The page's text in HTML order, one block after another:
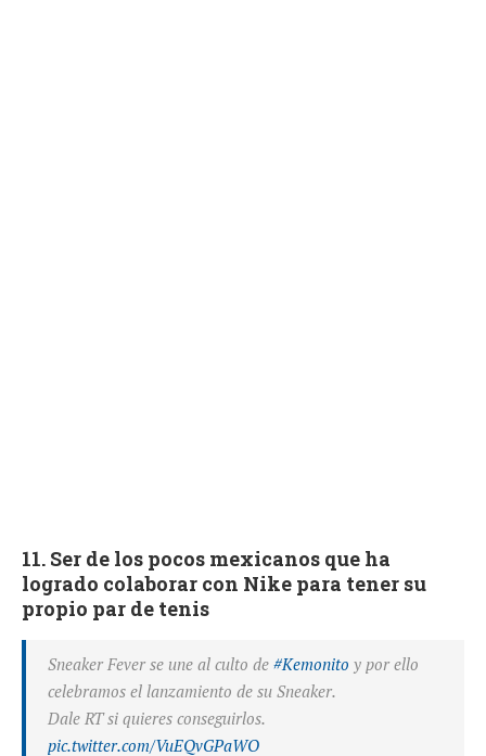
11. Ser de los pocos mexicanos que ha
logrado colaborar con Nike para tener su
propio par de tenis
Sneaker Fever se une al culto de #Kemonito y por ello
celebramos el lanzamiento de su Sneaker.
Dale RT si quieres conseguirlos.
pic.twitter.com/VuEQvGPaWO